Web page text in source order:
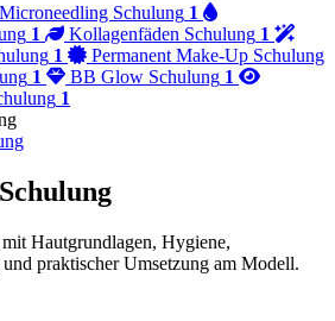
Microneedling Schulung 1
1 Kollagenfäden Schulung 1
1
Permanent Make-Up Schulung
1 BB Glow Schulung 1
1
Hautgrundlagen, Hygiene,
praktischer Umsetzung am Modell.